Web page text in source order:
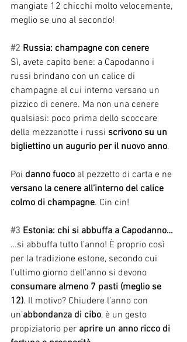
mangiate 12 chicchi molto velocemente,
meglio se uno al secondo!
#2 Russia: champagne con cenere
Sì, avete capito bene: a Capodanno i
russi brindano con un calice di
champagne al cui interno versano un
pizzico di cenere. Ma non una cenere
qualsiasi: poco prima dello scoccare
della mezzanotte i russi scrivono su un
bigliettino un augurio per il nuovo anno.
Poi danno fuoco al pezzetto di carta e ne
versano la cenere all’interno del calice
colmo di champagne. Cin cin!
#3 Estonia: chi si abbuffa a Capodanno…
…si abbuffa tutto l’anno! È proprio così
per la tradizione estone, secondo cui
l’ultimo giorno dell’anno si devono
consumare almeno 7 pasti (meglio se
12). Il motivo? Chiudere l’anno con
un’abbondanza di cibo, è un gesto
propiziatorio per aprire un anno ricco di